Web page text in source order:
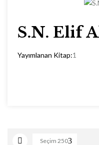
S.N. Elif
Yayımlanan Kitap:1
Seçim 250